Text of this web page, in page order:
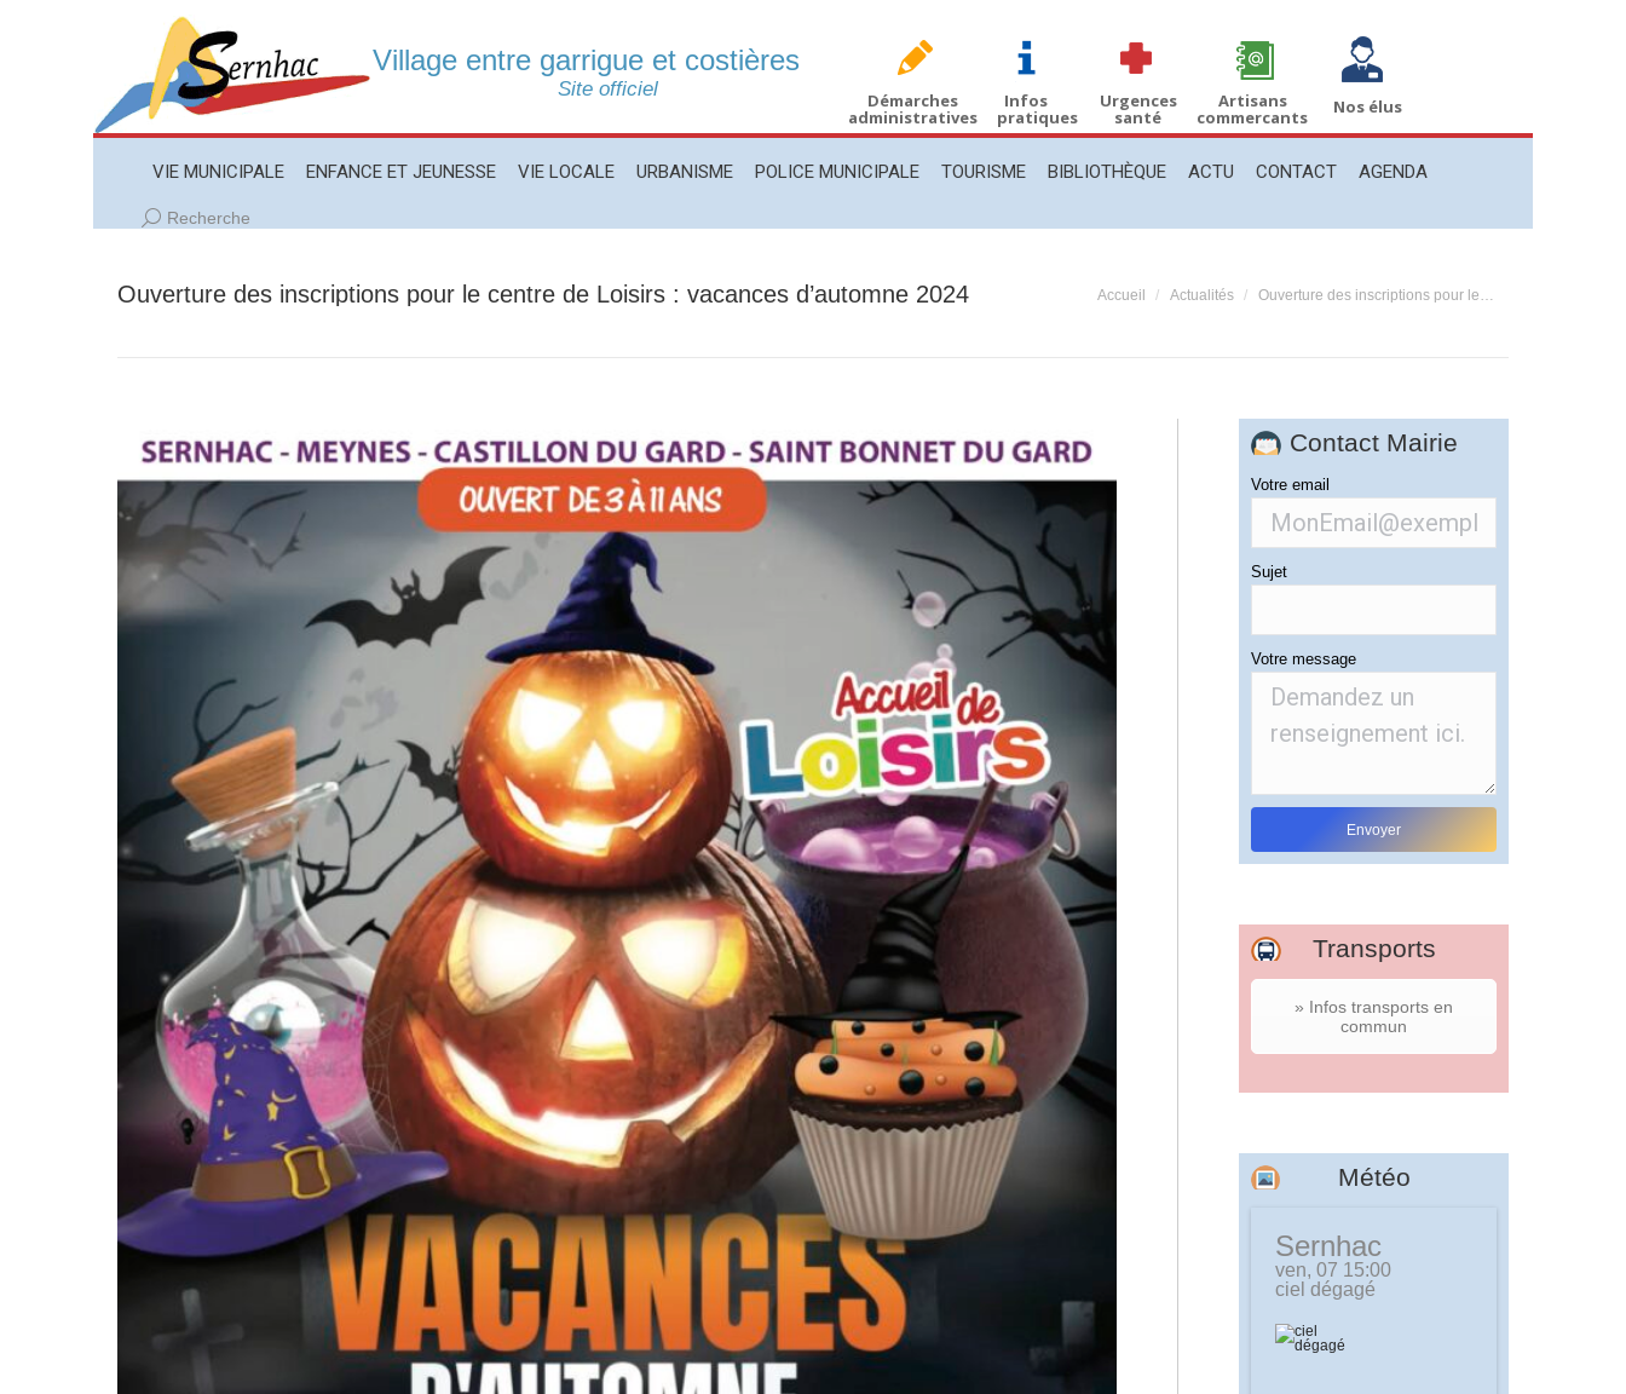
Village entre garrigue et costières
Site officiel Démarches
administratives
Infos
pratiques
Urgences
santé
Artisans
commercants Nos élus
VIE MUNICIPALE ENFANCE ET JEUNESSE VIE LOCALE URBANISME POLICE MUNICIPALE TOURISME BIBLIOTHÈQUE ACTU CONTACT AGENDA
Recherche
Recherche
Ouverture des inscriptions pour le centre de Loisirs : vacances d’automne 2024 Vous êtes ici :
Accueil Actualités Ouverture des inscriptions pour le…
Contact Mairie
Votre email
Sujet
Votre message
Transports
» Infos transports en
commun
Météo
Sernhac
ven, 07 15:00
ciel dégagé
VIE MUNICIPALE ENFANCE ET JEUNESSE VIE LOCALE URBANISME POLICE MUNICIPALE TOURISME BIBLIOTHÈQUE CONTACT AGENDA